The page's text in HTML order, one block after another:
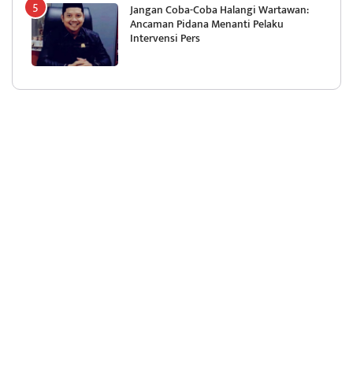
Jangan Coba-Coba Halangi Wartawan:
Ancaman Pidana Menanti Pelaku
Intervensi Pers